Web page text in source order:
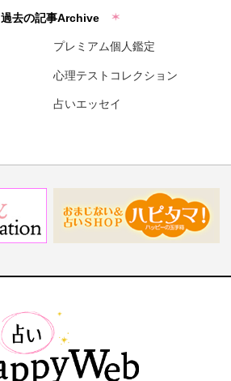
過去の記事Archive
プレミアム個人鑑定
心理テストコレクション
占いエッセイ